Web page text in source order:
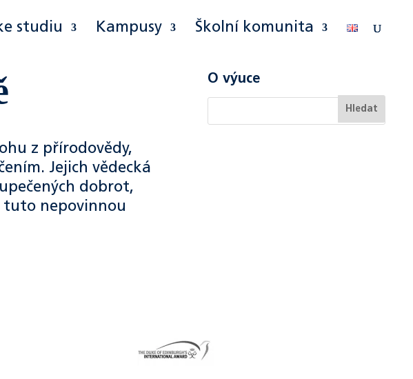
studiu Kampusy Školní komunita
z přírodovědy,
Jejich vědecká
dobrot,
tuto nepovinnou
O výuce